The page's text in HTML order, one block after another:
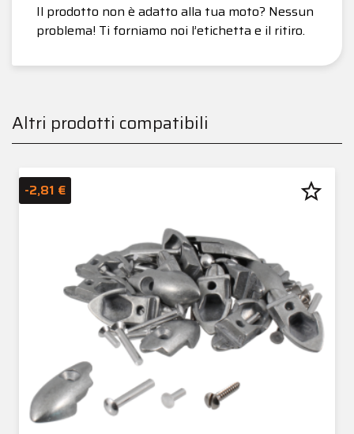
Il prodotto non è adatto alla tua moto? Nessun
problema! Ti forniamo noi l’etichetta e il ritiro.
Altri prodotti compatibili
-2,81 € star_border